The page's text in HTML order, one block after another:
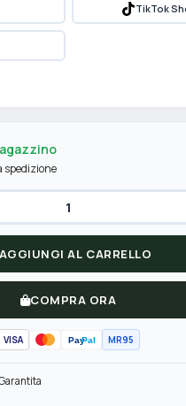
TikTok
spedizione
AGGIUNGI AL CARRELLO
COMPRA ORA
VISA PayPal MR95